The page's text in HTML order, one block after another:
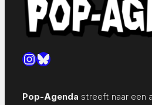
Instagram
Bluesky
Pop-Agenda streeft naar een